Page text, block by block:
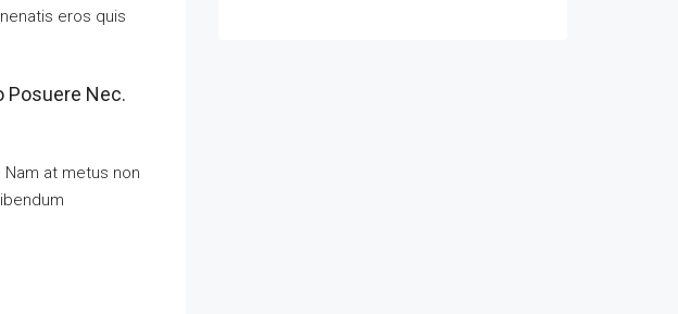
eros quis
Posuere Nec.
at metus non